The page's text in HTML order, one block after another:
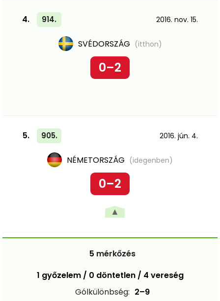
4. 914. 2016. nov. 15.
SVÉDORSZÁG (itthon)
0–2
5. 905. 2016. jún. 4.
NÉMETORSZÁG (idegenben)
0–2
▲
5 mérkőzés
1 győzelem / 0 döntetlen / 4 vereség
Gólkülönbség: 2–9